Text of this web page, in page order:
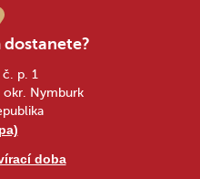
dostanete?
č. p. 1
okr. Nymburk
doba